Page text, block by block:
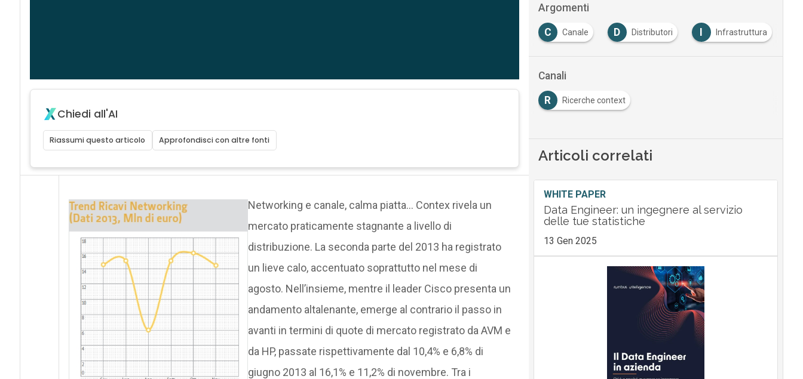
Chiedi all'AI
Riassumi questo articolo Approfondisci con altre fonti
Networking e canale, calma piatta… Contex rivela un
mercato praticamente stagnante a livello di
distribuzione. La seconda parte del 2013 ha registrato
un lieve calo, accentuato soprattutto nel mese di
agosto. Nell’insieme, mentre il leader Cisco presenta un
andamento altalenante, emerge al contrario il passo in
avanti in termini di quote di mercato registrato da AVM e
da HP, passate rispettivamente dal 10,4% e 6,8% di
giugno 2013 al 16,1% e 11,2% di novembre. Tra i
Argomenti
Canale D Distributori I Infrastruttura I
Canali
R Ricerche context
Articoli correlati
WHITE PAPER
Data Engineer: un ingegnere al servizio
delle tue statistiche
13 Gen 2025